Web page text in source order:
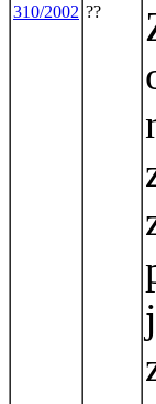
310/2002 ??